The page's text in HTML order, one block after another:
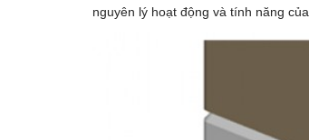
nguyên lý hoạt động và tính năng